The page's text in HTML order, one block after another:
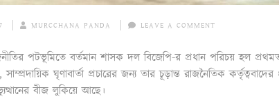
MURCCHANA PANDA LEAVE A COMMENT
পটভূমিতে বর্তমান শাসক দল বিজেপি-র প্রধান পরিচয় হল
সাম্প্রদায়িক ঘৃণাবার্তা প্রচারের জন্য তার চূড়ান্ত রাজনৈতিক
বীজ লুকিয়ে আছে।